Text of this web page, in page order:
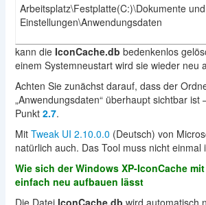
Arbeitsplatz\Festplatte(C:)\Dokumente
Einstellungen\Anwendungsdaten
kann die IconCache.db bedenkenlos
einem Systemneustart wird sie wieder neu
Achten Sie zunächst darauf, dass der
„Anwendungsdaten“ überhaupt sichtbar ist
Punkt 2.7.
Mit Tweak UI 2.10.0.0 (Deutsch) von
natürlich auch. Das Tool muss nicht einmal
Wie sich der Windows XP-IconCache
einfach neu aufbauen lässt
Die Datei IconCache.db wird automatisch